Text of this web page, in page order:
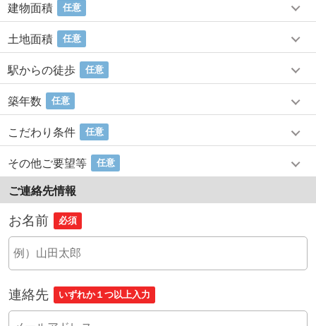
建物面積 任意
土地面積 任意
駅からの徒歩 任意
築年数 任意
こだわり条件 任意
その他ご要望等 任意
ご連絡先情報
お名前 必須
連絡先 いずれか１つ以上入力